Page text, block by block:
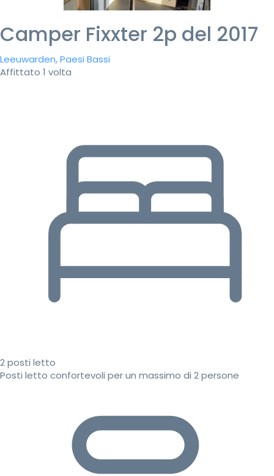
Camper Fixxter 2p del 2017
Leeuwarden, Paesi Bassi
Affittato 1 volta
2 posti letto
Posti letto confortevoli per un massimo di 2 persone